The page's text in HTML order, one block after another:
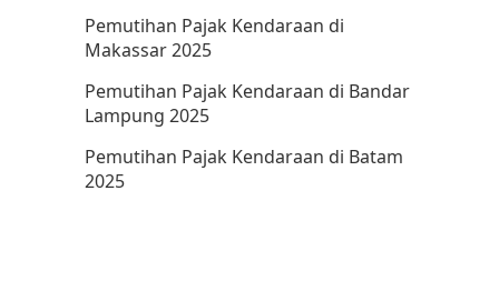
Pemutihan Pajak Kendaraan di
Makassar 2025
Pemutihan Pajak Kendaraan di Bandar
Lampung 2025
Pemutihan Pajak Kendaraan di Batam
2025